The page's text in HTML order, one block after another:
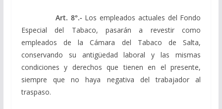
Art. 8°.- Los empleados actuales del Fondo
Especial del Tabaco, pasarán a revestir como
empleados de la Cámara del Tabaco de Salta,
conservando su antigüedad laboral y las mismas
condiciones y derechos que tienen en el presente,
siempre que no haya negativa del trabajador al
traspaso.